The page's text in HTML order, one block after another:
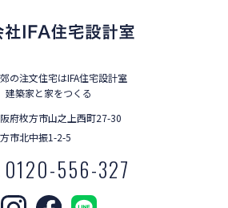
の注文住宅はIFA住宅設計室
建築家と家をつくる
府枚方市山之上西町27-30
市北中振1-2-5
0120-556-327